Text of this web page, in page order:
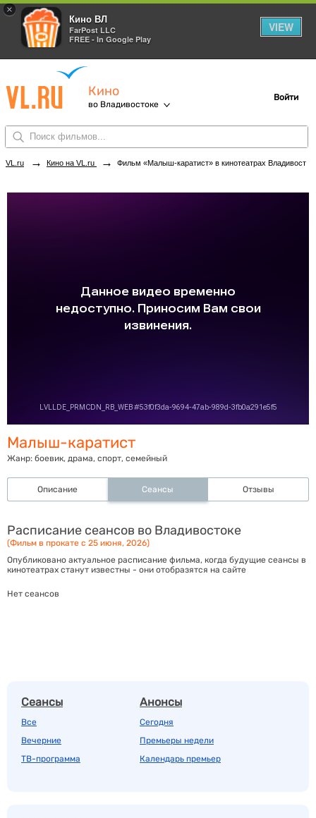
×
Кино ВЛ
FarPost LLC
FREE - In Google Play
VIEW
Кино
во Владивостоке
Войти
VL.ru → Кино на VL.ru → Фильм «Малыш-каратист» в кинотеатрах Владивостока. Купить билеты!
Малыш-каратист
Жанр: боевик, драма, спорт, семейный
Описание Сеансы Отзывы
Расписание сеансов во Владивостоке
(Фильм в прокате с 25 июня, 2026)
Опубликовано актуальное расписание фильма, когда будущие сеансы в
кинотеатрах станут известны - они отобразятся на сайте
Нет сеансов
Сеансы
Все
Вечерние
ТВ-программа
Анонсы
Сегодня
Премьеры недели
Календарь премьер